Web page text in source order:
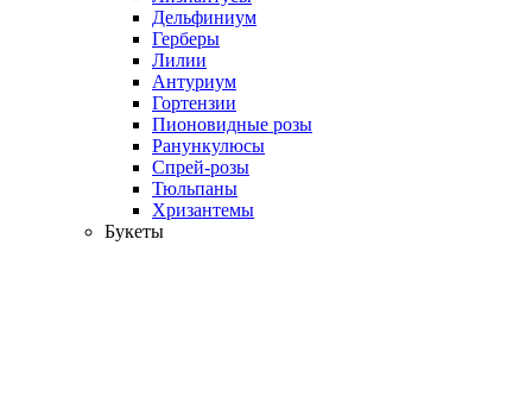
Дельфиниум
Герберы
Лилии
Антуриум
Гортензии
Пионовидные розы
Ранункулюсы
Спрей-розы
Тюльпаны
Хризантемы
Букеты